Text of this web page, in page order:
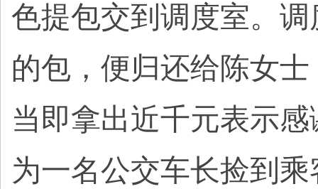
色提包交到调度室。
的包，便归还给陈女
当即拿出近千元表示
为一名公交车长捡到